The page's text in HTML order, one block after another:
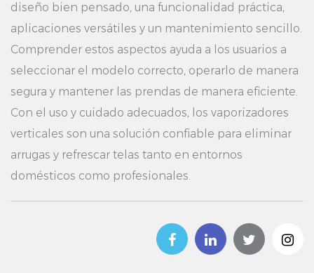
diseño bien pensado, una funcionalidad práctica,
aplicaciones versátiles y un mantenimiento sencillo.
Comprender estos aspectos ayuda a los usuarios a
seleccionar el modelo correcto, operarlo de manera
segura y mantener las prendas de manera eficiente.
Con el uso y cuidado adecuados, los vaporizadores
verticales son una solución confiable para eliminar
arrugas y refrescar telas tanto en entornos
domésticos como profesionales.